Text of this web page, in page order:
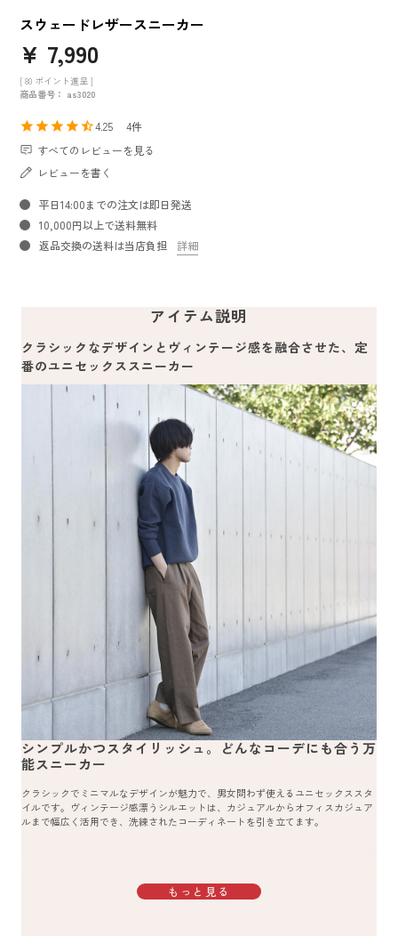
スウェードレザースニーカー
¥ 7,990
[ 80 ポイント進呈 ]
商品番号
as3020
4.25
4
すべてのレビューを見る
レビューを書く
平日14:00までの注文は即日発送
10,000円以上で送料無料
返品交換の送料は当店負担
詳細
アイテム説明
クラシックなデザインとヴィンテージ感を融合させた、定
番のユニセックススニーカー
シンプルかつスタイリッシュ。どんなコーデにも合う万
能スニーカー
クラシックでミニマルなデザインが魅力で、男女問わず使えるユニセックススタ
イルです。ヴィンテージ感漂うシルエットは、カジュアルからオフィスカジュア
ルまで幅広く活用でき、洗練されたコーディネートを引き立てます。
もっと見る